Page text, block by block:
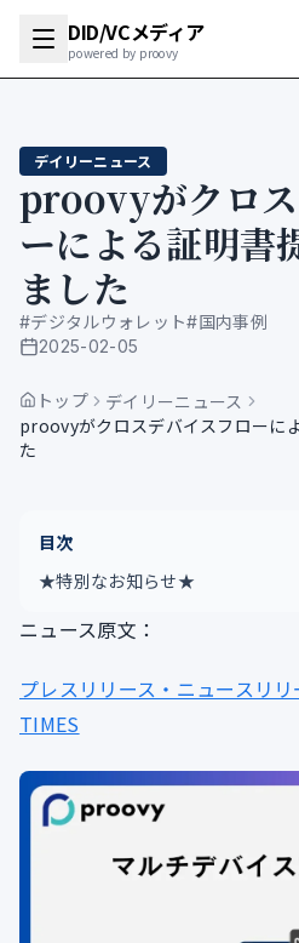
DID/VCメディア
powered by proovy
デイリーニュース
proovyがクロス
ーによる証明書
ました
#デジタルウォレット#国内事例
公開日
2025-02-05
トップ
デイリーニュース
proovyがクロスデバイスフローに
た
目次
★特別なお知らせ★
ニュース原文：
プレスリリース・ニュースリ
TIMES